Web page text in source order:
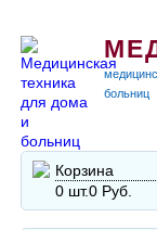
больниц
Корзина
0 шт.0 Руб.